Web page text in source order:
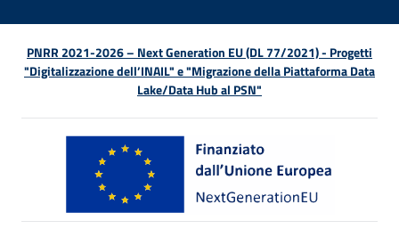
PNRR 2021-2026 – Next Generation EU (DL 77/2021) - Progetti
"Digitalizzazione dell’INAIL" e "Migrazione della Piattaforma Data
Lake/Data Hub al PSN"